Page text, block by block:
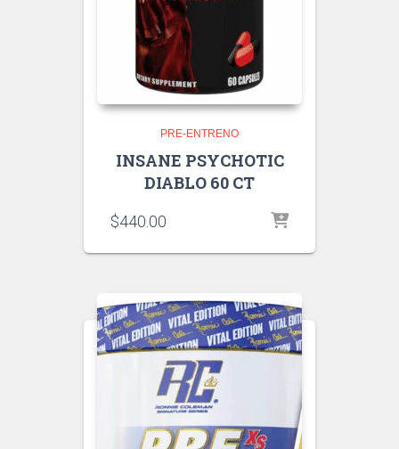
PRE-ENTRENO
INSANE PSYCHOTIC
DIABLO 60 CT
$440.00